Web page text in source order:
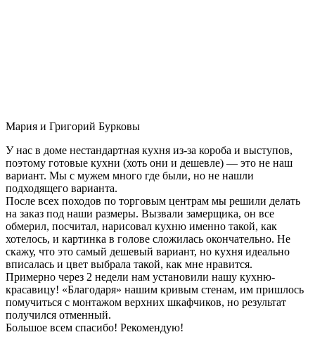
Мария и Григорий Бурковы
У нас в доме нестандартная кухня из-за короба и выступов,
поэтому готовые кухни (хоть они и дешевле) — это не наш
вариант. Мы с мужем много где были, но не нашли
подходящего варианта.
После всех походов по торговым центрам мы решили делать
на заказ под наши размеры. Вызвали замерщика, он все
обмерил, посчитал, нарисовал кухню именно такой, как
хотелось, и картинка в голове сложилась окончательно. Не
скажу, что это самый дешевый вариант, но кухня идеально
вписалась и цвет выбрала такой, как мне нравится.
Примерно через 2 недели нам установили нашу кухню-
красавицу! «Благодаря» нашим кривым стенам, им пришлось
помучиться с монтажом верхних шкафчиков, но результат
получился отменный.
Большое всем спасибо! Рекомендую!